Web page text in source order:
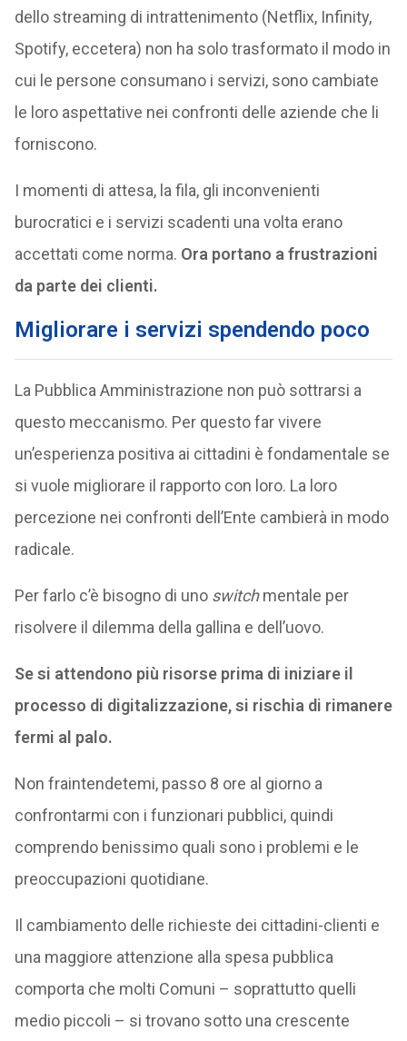
dello streaming di intrattenimento (Netflix, Infinity,
Spotify, eccetera) non ha solo trasformato il modo in
cui le persone consumano i servizi, sono cambiate
le loro aspettative nei confronti delle aziende che li
forniscono.
I momenti di attesa, la fila, gli inconvenienti
burocratici e i servizi scadenti una volta erano
accettati come norma. Ora portano a frustrazioni
da parte dei clienti.
Migliorare i servizi spendendo poco
La Pubblica Amministrazione non può sottrarsi a
questo meccanismo. Per questo far vivere
un’esperienza positiva ai cittadini è fondamentale se
si vuole migliorare il rapporto con loro. La loro
percezione nei confronti dell’Ente cambierà in modo
radicale.
Per farlo c’è bisogno di uno switchmentale per
risolvere il dilemma della gallina e dell’uovo.
Se si attendono più risorse prima di iniziare il
processo di digitalizzazione, si rischia di rimanere
fermi al palo.
Non fraintendetemi, passo 8 ore al giorno a
confrontarmi con i funzionari pubblici, quindi
comprendo benissimo quali sono i problemi e le
preoccupazioni quotidiane.
Il cambiamento delle richieste dei cittadini-clienti e
una maggiore attenzione alla spesa pubblica
comporta che molti Comuni – soprattutto quelli
medio piccoli – si trovano sotto una crescente